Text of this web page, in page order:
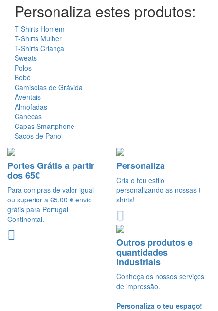
Personaliza estes produtos:
T-Shirts Homem
T-Shirts Mulher
T-Shirts Criança
Sweats
Polos
Bebé
Camisolas de Grávida
Aventais
Almofadas
Canecas
Capas Smartphone
Sacos de Pano
Portes Grátis a partir
dos 65€
Para compras de valor igual
ou superior a 65,00 € envio
grátis para Portugal
Continental.
Personaliza
Cria o teu estilo
personalizando as nossas t-
shirts!
Outros produtos e
quantidades
industriais
Conheça os nossos serviços
de impressão.
Personaliza o teu espaço!